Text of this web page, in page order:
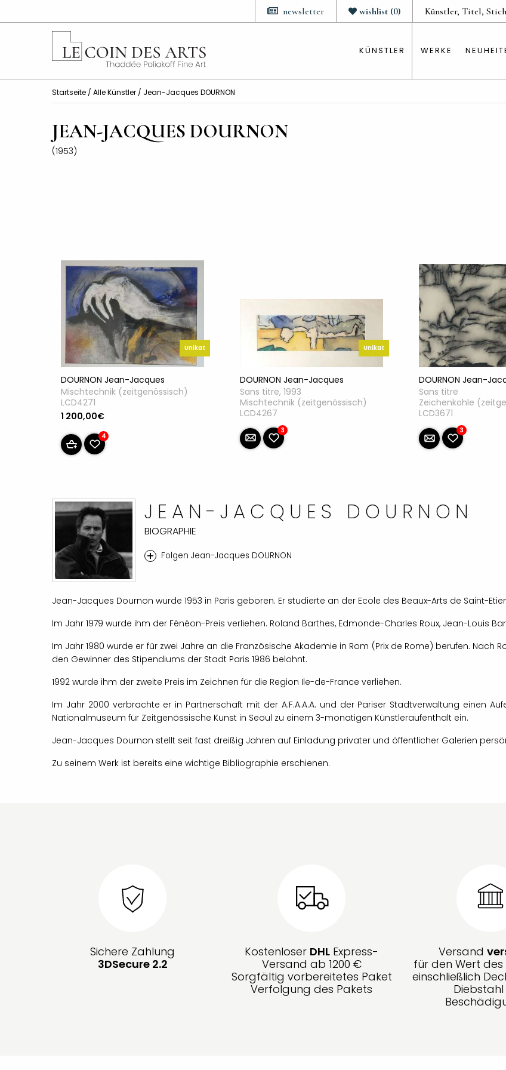
wishlist (0)
newsletter
KÜNSTLER WERKE
Startseite / Alle Künstler / Jean-Jacques DOURNON
JEAN-JACQUES DOURNON
(1953)
Unikat
DOURNON Jean-Jacques
Mischtechnik (zeitgenössisch)
LCD4271
1 200,00€
4
Unikat
DOURNON Jean-Jacques
Sans titre, 1993
Mischtechnik (zeitgenössisch)
LCD4267
3
DOURNON Jean-
Sans titre
Zeichenkohle
LCD3671
3
JEAN-JACQUES DOURNON
BIOGRAPHIE
+ Folgen Jean-Jacques DOURNON
Jean-Jacques Dournon wurde 1953 in Paris geboren. Er studierte an der Ecole des Beaux-Arts de Saint-
Im Jahr 1979 wurde ihm der Fénéon-Preis verliehen. Roland Barthes, Edmonde-Charles Roux, Jean-Louis
Im Jahr 1980 wurde er für zwei Jahre an die Französische Akademie in Rom (Prix de Rome) berufen. Nach
den Gewinner des Stipendiums der Stadt Paris 1986 belohnt.
1992 wurde ihm der zweite Preis im Zeichnen für die Region Ile-de-France verliehen.
Im Jahr 2000 verbrachte er in Partnerschaft mit der A.F.A.A.A. und der Pariser Stadtverwaltung einen
Nationalmuseum für Zeitgenössische Kunst in Seoul zu einem 3-monatigen Künstleraufenthalt ein.
Jean-Jacques Dournon stellt seit fast dreißig Jahren auf Einladung privater und öffentlicher Galerien
Zu seinem Werk ist bereits eine wichtige Bibliographie erschienen.
Sichere Zahlung
3DSecure 2.2
Kostenloser DHL Express-
Versand ab 1200 €
Sorgfältig vorbereitetes Paket
Verfolgung des Pakets
Versand
für den Wert des
einschließlich